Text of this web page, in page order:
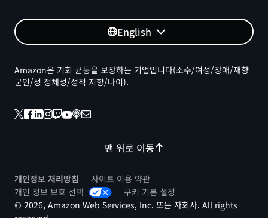
English
맨 위로 이동
Amazon은 기회 균등을 보장하는 기업입니다(소수/여성/장애/재향
군인/성 정체성/성적 지향/나이).
개인정보 처리방침
사이트 이용 약관
개인 정보 보호 선택
쿠키 기본 설정
© 2026, Amazon Web Services, Inc. 또는 자회사. All rights